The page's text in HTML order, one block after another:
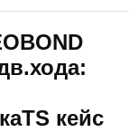
кейс